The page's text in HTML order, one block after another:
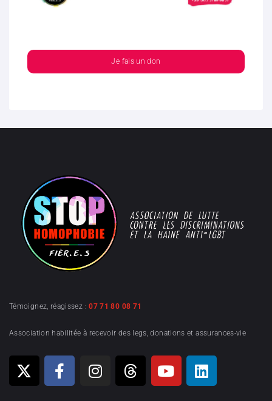
Je fais un don
Témoignez, réagissez :07 71 80 08 71
Association habilitée à recevoir des legs, donations et assurances-vie